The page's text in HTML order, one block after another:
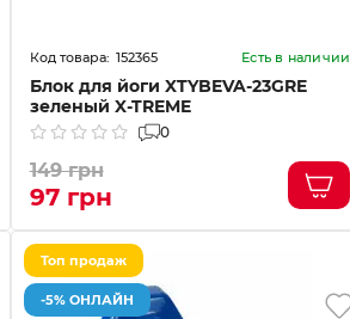
152365 Есть в наличии
Блок для йоги XTYBEVA-23GRE
зеленый X-TREME
0
149 грн
97 грн
Топ продаж
-5% ОНЛАЙН